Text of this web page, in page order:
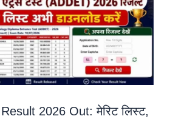
2026 Out: मेरिट लिस्ट,